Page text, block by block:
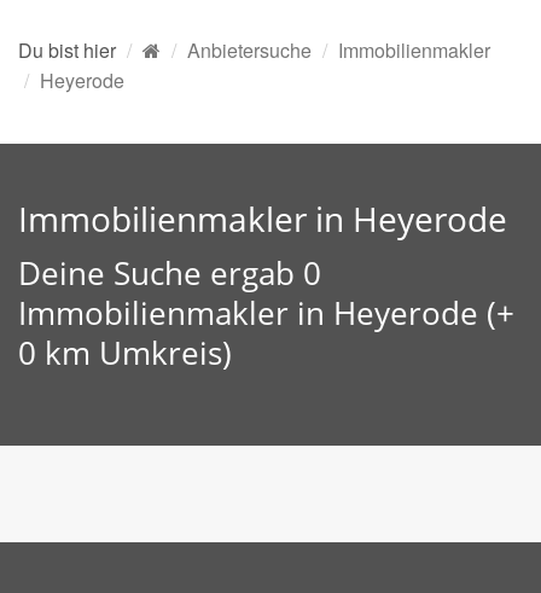
Du bist hier Anbietersuche
Immobilienmakler
Heyerode
Immobilienmakler in Heyerode
Deine Suche ergab 0
Immobilienmakler in Heyerode (+
0 km Umkreis)